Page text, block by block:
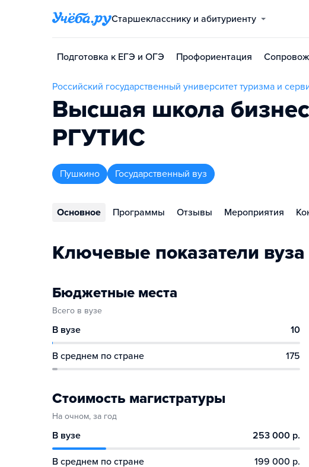
Старшекласснику и абитуриенту
Подготовка к ЕГЭ и ОГЭ Профориентация
Российский государственный университет туризма и
Высшая школа
РГУТИС
Пушкино Государственный вуз
Основное Программы Отзывы Мероприятия
Ключевые показатели вуза
Бюджетные места
Всего в вузе
В вузе 10
В среднем по стране 175
Стоимость магистратуры
На очном, за год
В вузе 253 000 р.
В среднем по стране 199 000 р.